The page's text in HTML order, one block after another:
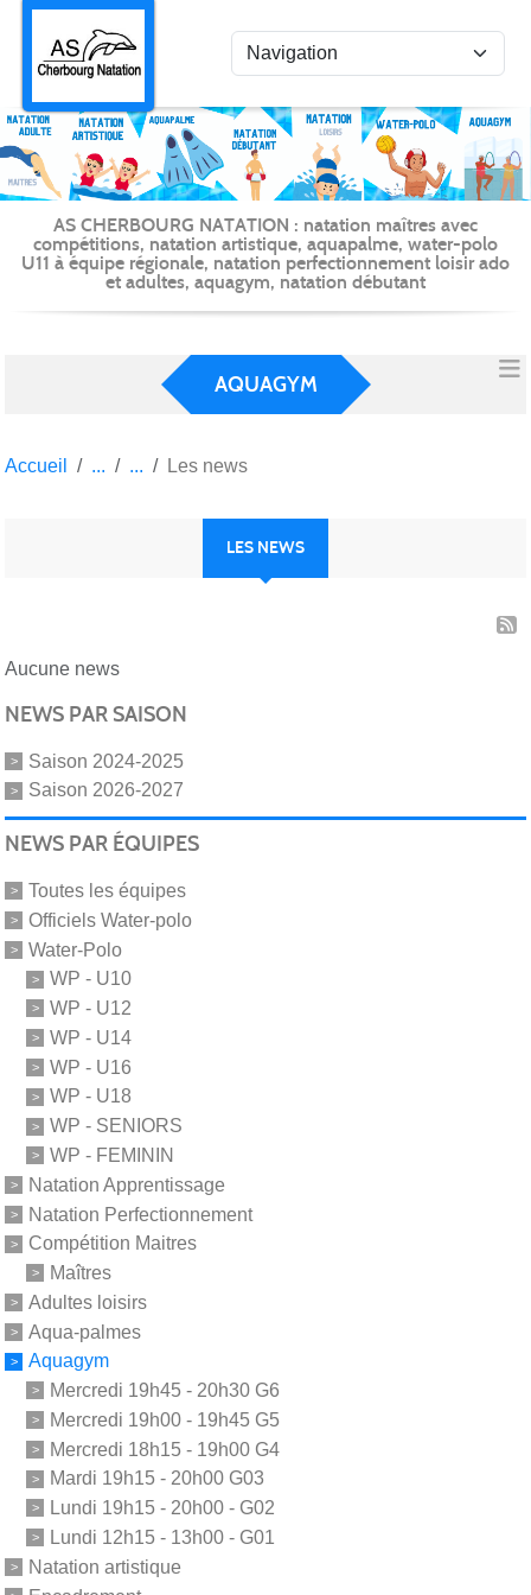
AS CHERBOURG NATATION : natation maîtres avec
compétitions, natation artistique, aquapalme, water-polo
U11 à équipe régionale, natation perfectionnement loisir ado
et adultes, aquagym, natation débutant
AQUAGYM
Accueil Les news
LES NEWS
Aucune news
NEWS PAR SAISON
Saison 2024-2025
Saison 2026-2027
NEWS PAR ÉQUIPES
Toutes les équipes
Officiels Water-polo
Water-Polo
WP - U10
WP - U12
WP - U14
WP - U16
WP - U18
WP - SENIORS
WP - FEMININ
Natation Apprentissage
Natation Perfectionnement
Compétition Maitres
Maîtres
Adultes loisirs
Aqua-palmes
Aquagym
Mercredi 19h45 - 20h30 G6
Mercredi 19h00 - 19h45 G5
Mercredi 18h15 - 19h00 G4
Mardi 19h15 - 20h00 G03
Lundi 19h15 - 20h00 - G02
Lundi 12h15 - 13h00 - G01
Natation artistique
Panneau de gestion des cookies